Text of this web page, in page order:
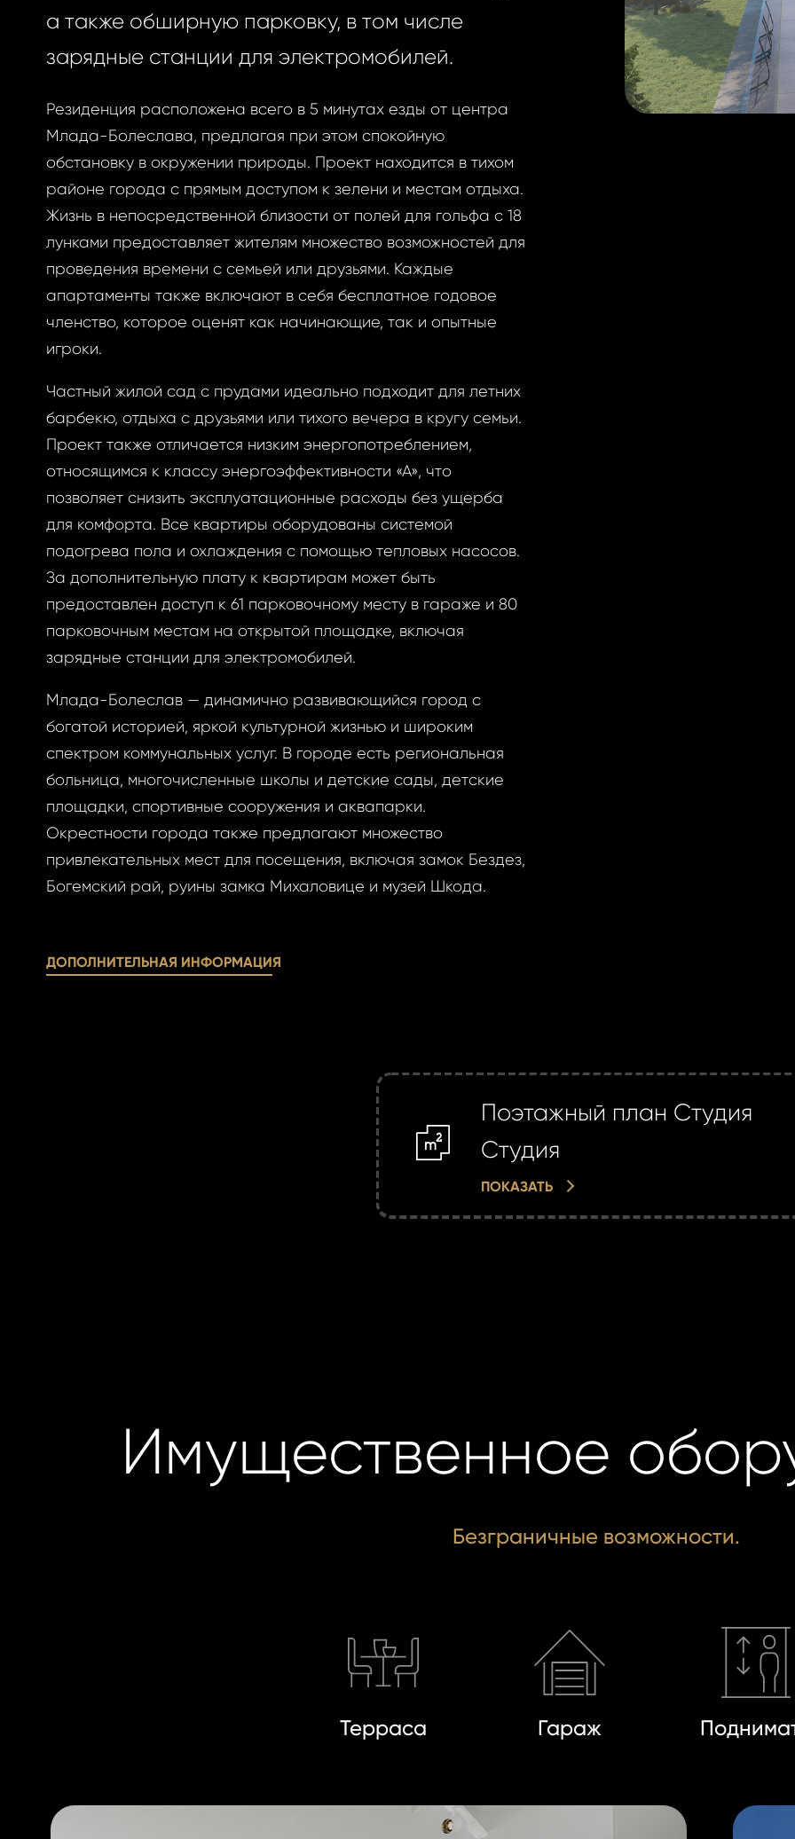
а также обширную парковку, в том числе
зарядные станции для электромобилей.
Резиденция расположена всего в 5 минутах езды от центра
Млада-Болеслава, предлагая при этом спокойную
обстановку в окружении природы. Проект находится в тихом
районе города с прямым доступом к зелени и местам отдыха.
Жизнь в непосредственной близости от полей для гольфа с 18
лунками предоставляет жителям множество возможностей для
проведения времени с семьей или друзьями. Каждые
апартаменты также включают в себя бесплатное годовое
членство, которое оценят как начинающие, так и опытные
игроки.
Частный жилой сад с прудами идеально подходит для летних
барбекю, отдыха с друзьями или тихого вечера в кругу семьи.
Проект также отличается низким энергопотреблением,
относящимся к классу энергоэффективности «А», что
позволяет снизить эксплуатационные расходы без ущерба
для комфорта. Все квартиры оборудованы системой
подогрева пола и охлаждения с помощью тепловых насосов.
За дополнительную плату к квартирам может быть
предоставлен доступ к 61 парковочному месту в гараже и 80
парковочным местам на открытой площадке, включая
зарядные станции для электромобилей.
Млада-Болеслав — динамично развивающийся город с
богатой историей, яркой культурной жизнью и широким
спектром коммунальных услуг. В городе есть региональная
больница, многочисленные школы и детские сады, детские
площадки, спортивные сооружения и аквапарки.
Окрестности города также предлагают множество
привлекательных мест для посещения, включая замок Бездез,
Богемский рай, руины замка Михаловице и музей Шкода.
ДОПОЛНИТЕЛЬНАЯ ИНФОРМАЦИЯ
Поэтажный план Студия
Студия
ПОКАЗАТЬ
Имущественное
Безграничные возможности.
Терраса Гараж
ПОЧТЕ
записи
её сейчас
ссылку на
где вы можете
пароль.
авторизации.